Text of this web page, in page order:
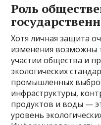
Роль
Хотя личная защита
изменения возможны
участии общества и
экологических
промышленных
инфраструктуры,
продуктов и воды —
уровень